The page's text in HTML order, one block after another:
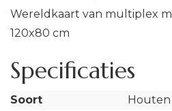
Wereldkaart van multiplex
120x80 cm
Specificaties
Soort